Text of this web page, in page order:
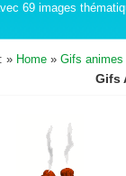
69 images
» Home » Gifs animes
Gifs